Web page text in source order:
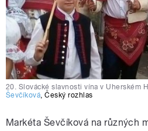
20. Slovácké slavnosti vína v Uherském
Ševčíková,Český rozhlas
Markéta Ševčíková na různých